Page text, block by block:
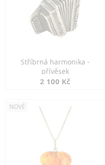
Stříbrná harmonika -
přívěsek
2 100 Kč
NOVÉ